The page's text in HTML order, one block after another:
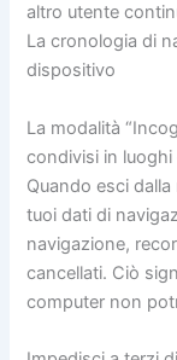
altro utente
La cronologia di
dispositivo
La modalità
condivisi in luoghi
Quando esci
tuoi dati di
navigazione,
cancellati. Ciò
computer non